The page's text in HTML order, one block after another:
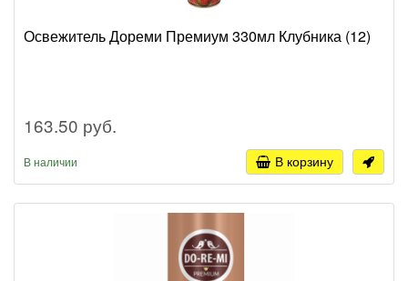
Освежитель Дореми Премиум 330мл Клубника (12)
163.50 руб.
В наличии В корзину